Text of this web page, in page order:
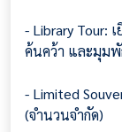
- Library Tour:
ค้นคว้า และมุม
- Limited
(จำนวนจำกัด)